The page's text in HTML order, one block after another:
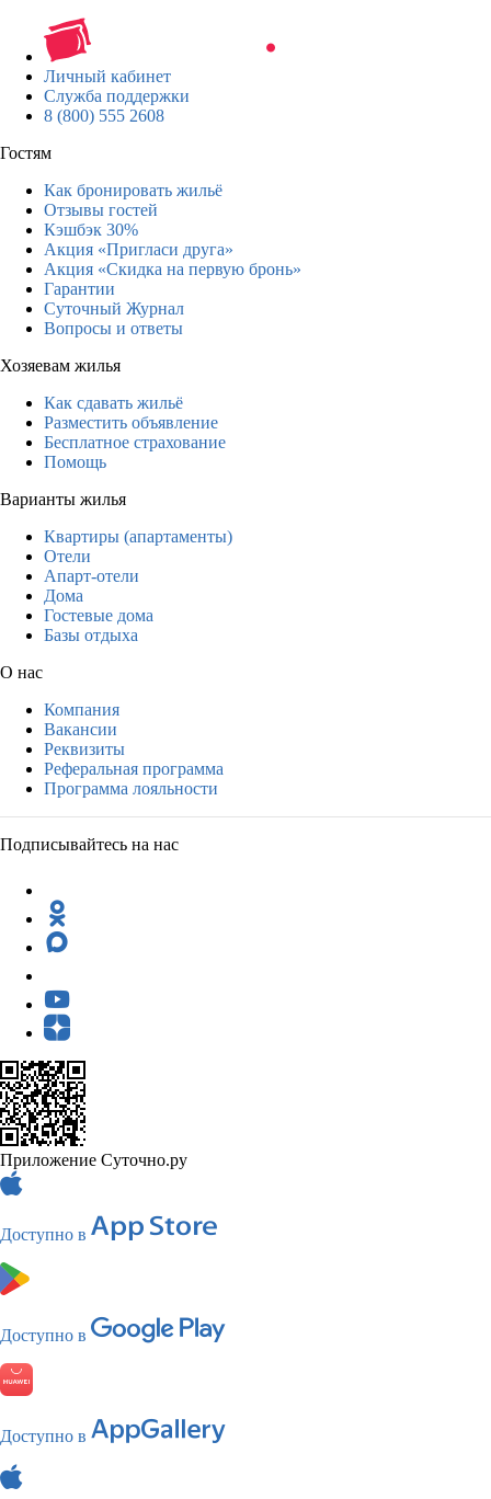
Личный кабинет
Служба поддержки
8 (800) 555 2608
Гостям
Как бронировать жильё
Отзывы гостей
Кэшбэк 30%
Акция «Пригласи друга»
Акция «Скидка на первую бронь»
Гарантии
Суточный Журнал
Вопросы и ответы
Хозяевам жилья
Как сдавать жильё
Разместить объявление
Бесплатное страхование
Помощь
Варианты жилья
Квартиры (апартаменты)
Отели
Апарт-отели
Дома
Гостевые дома
Базы отдыха
О нас
Компания
Вакансии
Реквизиты
Реферальная программа
Программа лояльности
Подписывайтесь на нас
Приложение Суточно.ру
Доступно в
Доступно в
Доступно в